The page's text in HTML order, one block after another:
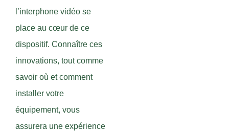
l’interphone vidéo se
place au cœur de ce
dispositif. Connaître ces
innovations, tout comme
savoir où et comment
installer votre
équipement, vous
assurera une expérience